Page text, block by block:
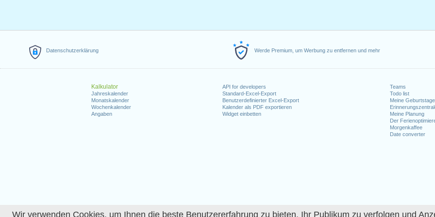
Wir verwenden Cookies, um Ihnen die beste Benutzererfahrung zu bieten, Ihr Publikum zu verfolgen und
Datenschutzerklärung Werde Premium, um Werbung zu entfernen und mehr
Kalkulator
Jahreskalender
Monatskalender
Wochenkalender
Angaben
API for developers
Standard-Excel-Export
Benutzerdefinierter Excel-Export
Kalender als PDF exportieren
Widget einbetten
Teams
Todo list
Meine Geburtstage
Meine Planung
Der
Morgenkaffee
Date converter